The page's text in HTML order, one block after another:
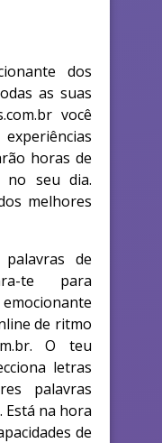
dos
as suas
você
horas de
no seu dia.
melhores
de
te para
de ritmo
O teu
letras
palavras
Está na hora
de